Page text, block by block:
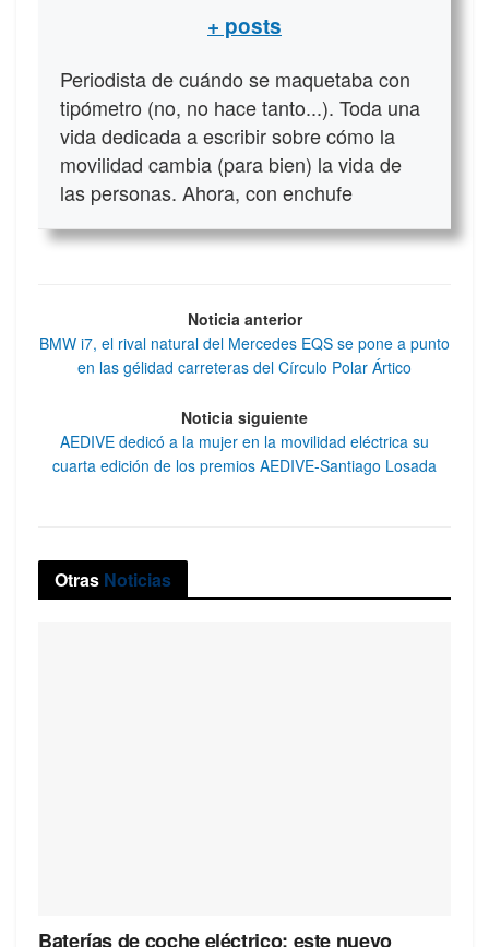
+ posts
Periodista de cuándo se maquetaba con
tipómetro (no, no hace tanto...). Toda una
vida dedicada a escribir sobre cómo la
movilidad cambia (para bien) la vida de
las personas. Ahora, con enchufe
Noticia anterior
BMW i7, el rival natural del Mercedes EQS se pone a punto
en las gélidad carreteras del Círculo Polar Ártico
Noticia siguiente
AEDIVE dedicó a la mujer en la movilidad eléctrica su
cuarta edición de los premios AEDIVE-Santiago Losada
Otras Noticias
Baterías de coche eléctrico: este nuevo